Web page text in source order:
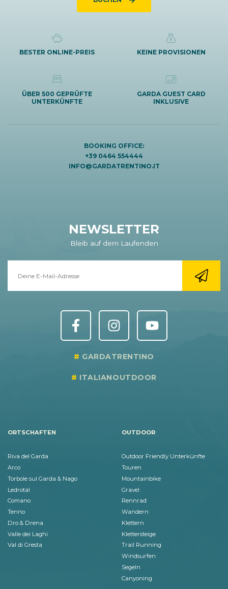
BESTER ONLINE-PREIS KEINE PROVISIONEN
ÜBER 500 GEPRÜFTE
UNTERKÜNFTE
GARDA GUEST CARD
INKLUSIVE
BOOKING OFFICE:
+39 0464 554444
INFO@GARDATRENTINO.IT
NEWSLETTER
Bleib auf dem Laufenden
GARDATRENTINO
ITALIANOUTDOOR
ORTSCHAFTEN
Riva del Garda
Arco
Torbole sul Garda & Nago
Ledrotal
Comano
Tenno
Dro & Drena
Valle dei Laghi
Val di Gresta
OUTDOOR
Outdoor Friendly Unterkünfte
Touren
Mountainbike
Gravel
Rennrad
Wandern
Klettern
Klettersteige
Trail Running
Windsurfen
Segeln
Canyoning